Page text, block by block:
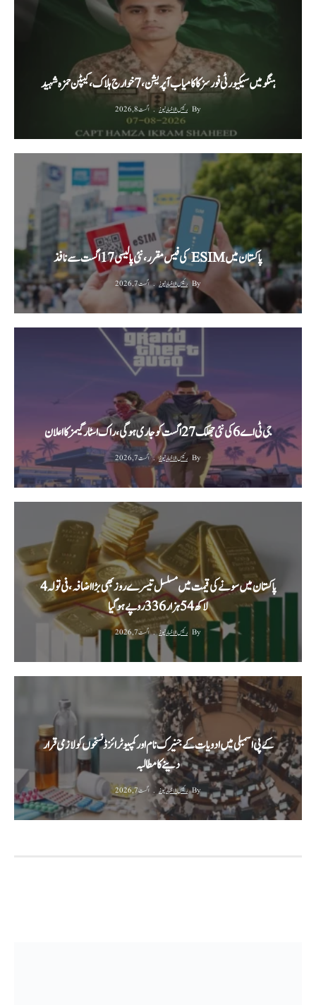
ہنگو میں سیکیورٹی فورسز کا کامیاب آپریشن، 7 خوارج ہلاک، کیپٹن حمزہ شہید
By رئیس الاخبار نیوز اگست 8, 2026
پاکستان میں ESIM کی فیس مقرر، نئی پالیسی 17 اگست سے نافذ
By رئیس الاخبار نیوز اگست 7, 2026
جی ٹی اے 6 کی نئی جھلک 27 اگست کو جاری ہوگی، راک اسٹار گیمز کا اعلان
By رئیس الاخبار نیوز اگست 7, 2026
پاکستان میں سونے کی قیمت میں مسلسل تیسرے روز بھی بڑا اضافہ، فی تولہ 4
لاکھ 54 ہزار 336 روپے ہوگیا
By رئیس الاخبار نیوز اگست 7, 2026
کے پی اسمبلی میں ادویات کے جنیرک نام اور کمپیوٹرائزڈ نسخوں کو لازمی قرار
دینے کا مطالبہ
By رئیس الاخبار نیوز اگست 7, 2026